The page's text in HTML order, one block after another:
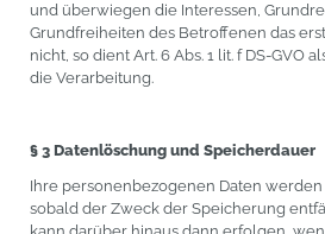
und überwiegen die Interessen,
Grundfreiheiten des Betroffenen das
nicht, so dient Art. 6 Abs. 1 lit. f DS-GVO
die Verarbeitung.
§ 3 Datenlöschung und Speicherdauer
Ihre personenbezogenen Daten
sobald der Zweck der Speicherung